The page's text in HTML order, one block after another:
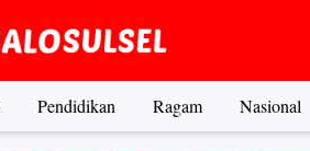
Pendidikan Ragam Nasional